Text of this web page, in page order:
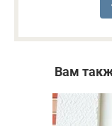
Вам